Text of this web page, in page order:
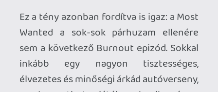
lacapaca 2012.11.20 09:48:42 #011jw
Az jó kis cucc, én is haverral toltam, csak
ne nagyon mászkáljatok el egymástól
nagyon messzire, mert akkor tud érdekes
dolgokat csinálni:)
alf22 2012.11.19 19:41:00